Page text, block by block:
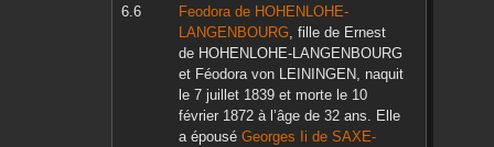
Feodorade HOHENLOHE-
LANGENBOURG, fille de Ernest
de HOHENLOHE-LANGENBOURG
et Féodoravon LEININGEN, naquit
le 7 juillet 1839et morte le 10
février 1872à l’âge de 32 ans. Elle
a épousé Georges Ii de SAXE-